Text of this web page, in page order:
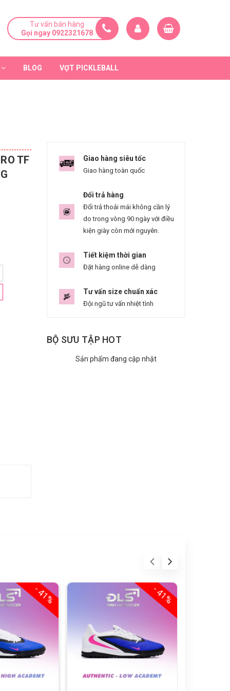
Tư vấn bán hàng
Gọi ngay 0922321678
BLOG VỢT PICKLEBALL
TF
Giao hàng siêu tốc
Giao hàng toàn quốc
Đổi trả hàng
Đổi trả thoải mái không cần lý
do trong vòng 90 ngày với điều
kiện giày còn mới nguyên.
Tiết kiệm thời gian
Đặt hàng online dễ dàng
Tư vấn size chuẩn xác
Đội ngũ tư vấn nhiệt tình
BỘ SƯU TẬP HOT
Sản phẩm đang cập nhật
- 41% - 41%